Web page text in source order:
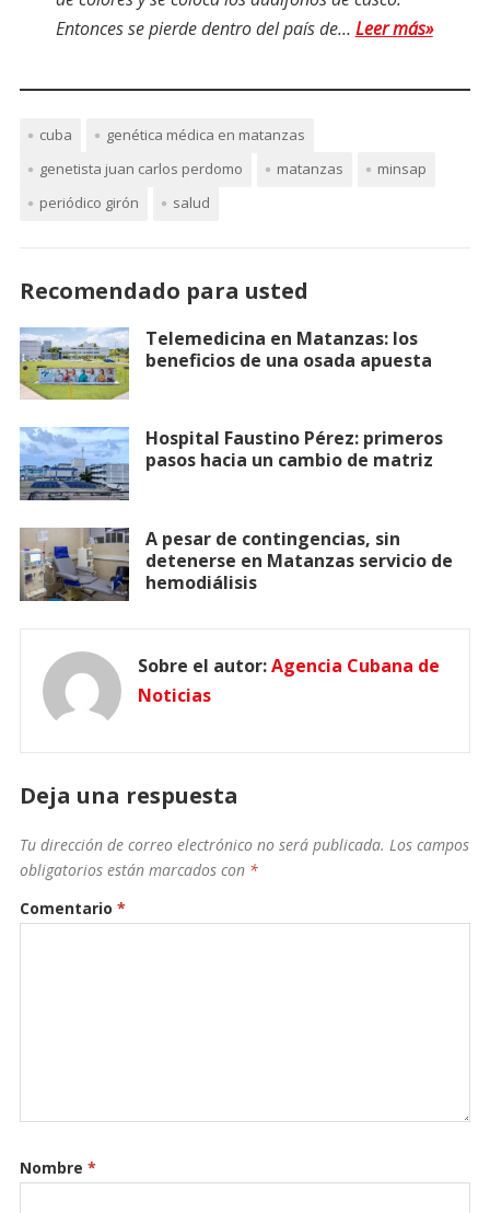
Entonces se pierde dentro del país de… Leer más»
cuba
genética médica en matanzas
genetista juan carlos perdomo
matanzas
minsap
periódico girón
salud
Recomendado para usted
Telemedicina en Matanzas: los
beneficios de una osada apuesta
Hospital Faustino Pérez: primeros
pasos hacia un cambio de matriz
A pesar de contingencias, sin
detenerse en Matanzas servicio de
hemodiálisis
Sobre el autor:Agencia Cubana de
Noticias
Deja una respuesta
Tu dirección de correo electrónico no será publicada. Los campos
obligatorios están marcados con *
Comentario *
Nombre *